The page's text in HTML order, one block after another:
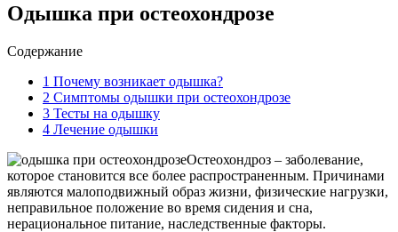
Одышка при остеохондрозе
Содержание
1 Почему возникает одышка?
2 Симптомы одышки при остеохондрозе
3 Тесты на одышку
4 Лечение одышки
Остеохондроз – заболевание,
которое становится все более распространенным. Причинами
являются малоподвижный образ жизни, физические нагрузки,
неправильное положение во время сидения и сна,
нерациональное питание, наследственные факторы.